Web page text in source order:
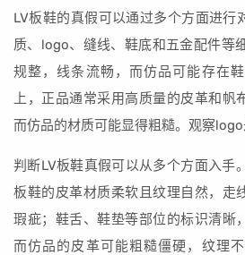
LV板鞋的真假可以通过多个方面进行
质、logo、缝线、鞋底和五金配件等
规整，线条流畅，而仿品可能存在
上，正品通常采用高质量的皮革和帆
而仿品的材质可能显得粗糙。观察logo
判断LV板鞋真假可以从多个方面入手
板鞋的皮革材质柔软且纹理自然，走
瑕疵；鞋舌、鞋垫等部位的标识清晰
而仿品的皮革可能粗糙僵硬，纹理